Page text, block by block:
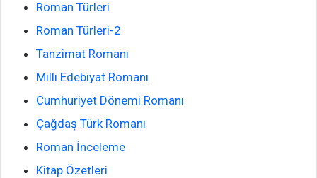
Roman Türleri
Roman Türleri-2
Tanzimat Romanı
Milli Edebiyat Romanı
Cumhuriyet Dönemi Romanı
Çağdaş Türk Romanı
Roman İnceleme
Kitap Özetleri